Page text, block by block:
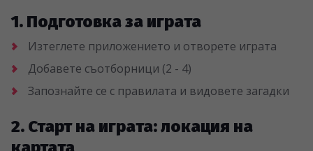
1. Подготовка за играта
Изтеглете приложението и отворете играта
Добавете съотборници (2 - 4)
Запознайте се с правилата и видовете загадки
2. Старт на играта: локация на